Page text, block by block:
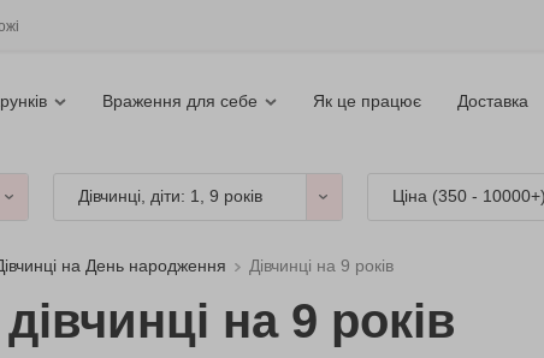
Враження для себе Як це працює Доставка
Дівчинці, діти: 1, 9 років Ціна (350 - 10000+)
на День народження Дівчинці на 9 років
на 9 років